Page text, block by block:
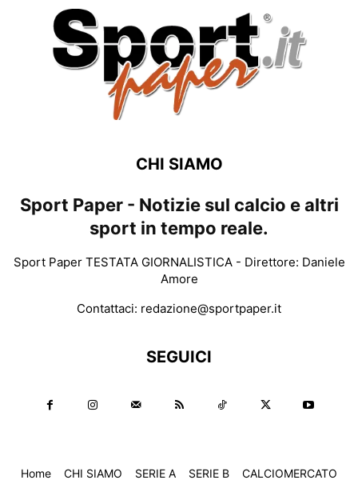
CHI SIAMO
Sport Paper - Notizie sul calcio e altri
sport in tempo reale.
Sport Paper TESTATA GIORNALISTICA - Direttore: Daniele
Amore
Contattaci: redazione@sportpaper.it
SEGUICI
Home CHI SIAMO SERIE A SERIE B CALCIOMERCATO